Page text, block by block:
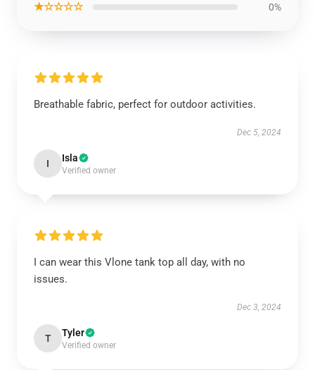
★☆☆☆☆ 0%
Breathable fabric, perfect for outdoor activities.
Dec 5, 2024
I Isla
Verified owner
I can wear this Vlone tank top all day, with no
issues.
Dec 3, 2024
T Tyler
Verified owner